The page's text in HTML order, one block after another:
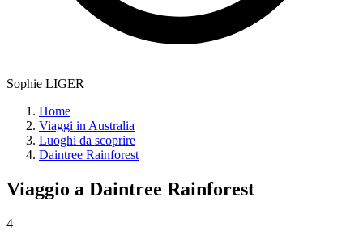
Sophie LIGER
Home
Viaggi in Australia
Luoghi da scoprire
Daintree Rainforest
Viaggio a Daintree Rainforest
4